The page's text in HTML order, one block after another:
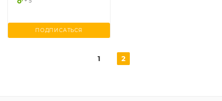
ПОДПИСАТЬСЯ
1 2